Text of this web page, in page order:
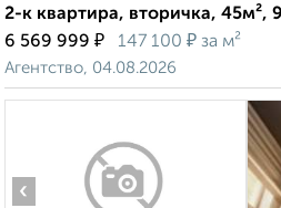
2-к квартира, вторичка, 45м²,
6 569 999 ₽ 147 100 ₽ за м²
Агентство, 04.08.2026
‹